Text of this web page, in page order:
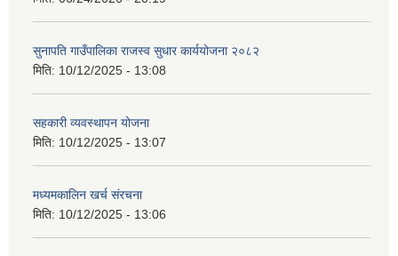
सुनापति गाउँपालिका राजस्व सुधार कार्ययोजना २०८२
मिति: 10/12/2025 - 13:08
सहकारी व्यवस्थापन योजना
मिति: 10/12/2025 - 13:07
मध्यमकालिन खर्च संरचना
मिति: 10/12/2025 - 13:06